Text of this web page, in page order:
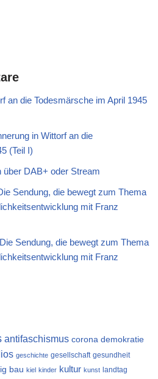
an die Todesmärsche im April 1945
in Wittorf an die
(Teil I)
über DAB+ oder Stream
Sendung, die bewegt zum Thema
mit Franz
Sendung, die bewegt zum Thema
mit Franz
antifaschismus corona demokratie
geschichte gesellschaft gesundheit
ig bau kiel kinder kultur kunst landtag